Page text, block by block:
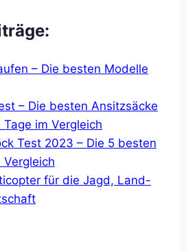
– Die besten Modelle
– Die besten Ansitzsäcke
im Vergleich
Test 2023 – Die 5 besten
für die Jagd, Land-